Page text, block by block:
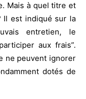
Mais à quel titre et
Il est indiqué sur la
entretien, le
aux frais”.
ne peuvent ignorer
dotés de